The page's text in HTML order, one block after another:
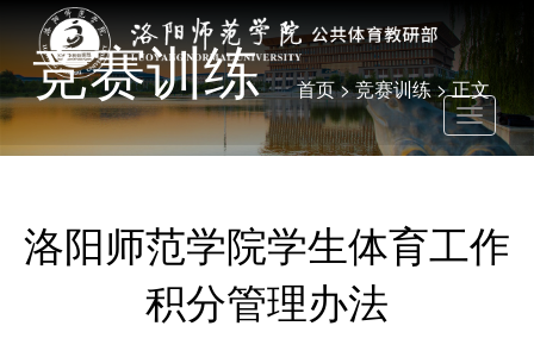
Toggle
竞赛训练 首页>竞赛训练> 正文
洛阳师范学院学生体育工作
积分管理办法